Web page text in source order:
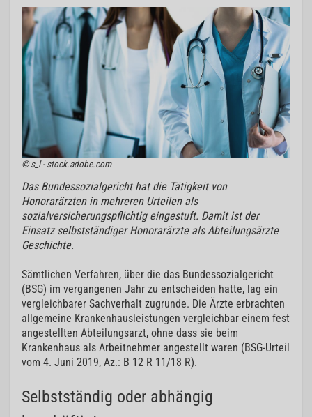
© s_l - stock.adobe.com
Das Bundessozialgericht hat die Tätigkeit von
Honorarärzten in mehreren Urteilen als
sozialversicherungspflichtig eingestuft. Damit ist der
Einsatz selbstständiger Honorarärzte als Abteilungsärzte
Geschichte.
Sämtlichen Verfahren, über die das Bundessozialgericht
(BSG) im vergangenen Jahr zu entscheiden hatte, lag ein
vergleichbarer Sachverhalt zugrunde. Die Ärzte erbrachten
allgemeine Krankenhausleistungen vergleichbar einem fest
angestellten Abteilungsarzt, ohne dass sie beim
Krankenhaus als Arbeitnehmer angestellt waren (BSG-Urteil
vom 4. Juni 2019, Az.: B 12 R 11/18 R).
Selbstständig oder abhängig